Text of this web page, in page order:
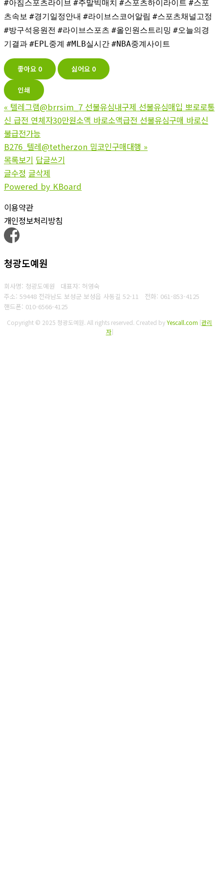
#아침스포츠라이브 #주말빅매치 #스포츠하이라이트 #스포
츠속보 #경기일정안내 #라이브스코어알림 #스포츠채널고정
#방구석응원전 #라이브스포츠 #올인원스트리밍 #오늘의경
기결과 #EPL중계 #MLB실시간 #NBA중계사이트
좋아요 0 싫어요 0
인쇄
« 텔레그램@brrsim_7 선불유심내구제 선불유심매입 뽀로로통
신 급전 연체자30만원소액 바로소액급전 선불유심구매 바로신
불급전가능
B276_텔레@tetherzon 밈코인구매대행 »
목록보기 답글쓰기
글수정 글삭제
Powered by KBoard
이용약관
개인정보처리방침
청광도예원
회사명: 청광도예원 대표자: 허영숙
주소: 59448 전라남도 보성군 보성읍 사동길 52-11 전화: 061-853-4125
핸드폰: 010-6566-4125
Copyright © 2025 청광도예원. All rights reserved. Created byYescall.com [관리
자]